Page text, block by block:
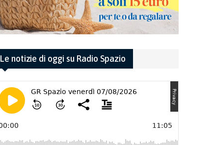
Le notizie di oggi su Radio Spazio